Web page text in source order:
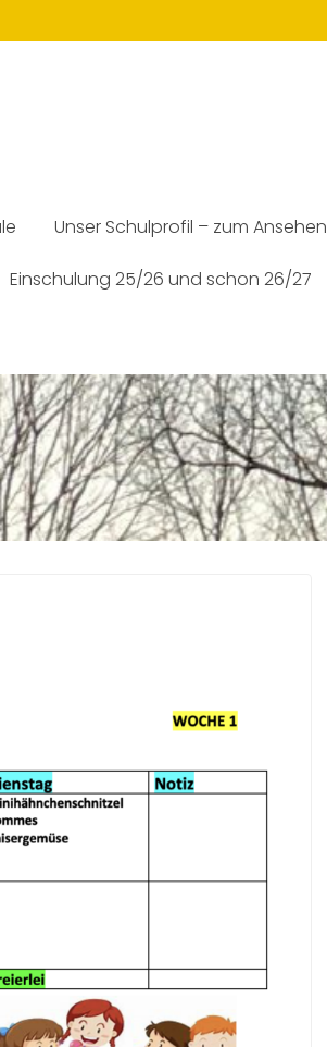
Unser Schulprofil – zum Ansehen
Einschulung 25/26 und schon 26/27